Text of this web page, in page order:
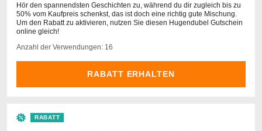
Hör den spannendsten Geschichten zu, während du dir zugleich bis zu
50% vom Kaufpreis schenkst, das ist doch eine richtig gute Mischung.
Um den Rabatt zu aktivieren, nutzen Sie diesen Hugendubel Gutschein
online gleich!
Anzahl der Verwendungen: 16
RABATT ERHALTEN
RABATT